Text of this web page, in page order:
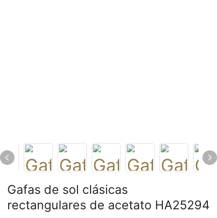
Gafas de sol clásicas
rectangulares de acetato HA25294